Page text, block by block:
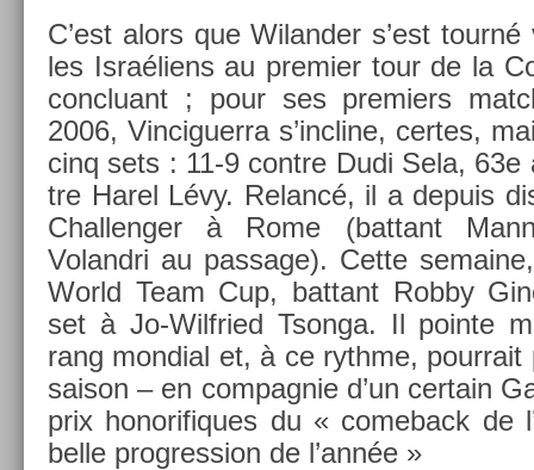
C’est alors que Wiland­er s’est
les Israéliens au pre­mi­er tour de la
con­cluant ; pour ses pre­mi­ers
2006, Vin­ciguer­ra s’incline, cer­tes,
cinq sets : 11-9 con­tre Dudi Sela, 63e
tre Harel Lévy. Re­lancé, il a de­puis
Chal­leng­er à Rome (bat­tant
Volandri au pas­sage). Cette
World Team Cup, bat­tant Robby
set à Jo-Wilfried Tson­ga. Il poin­te
rang mon­di­al et, à ce rythme,
saison – en com­pag­nie d’un cer­tain
prix honorifiques du « com­eback de
belle pro­gress­ion de l’année »